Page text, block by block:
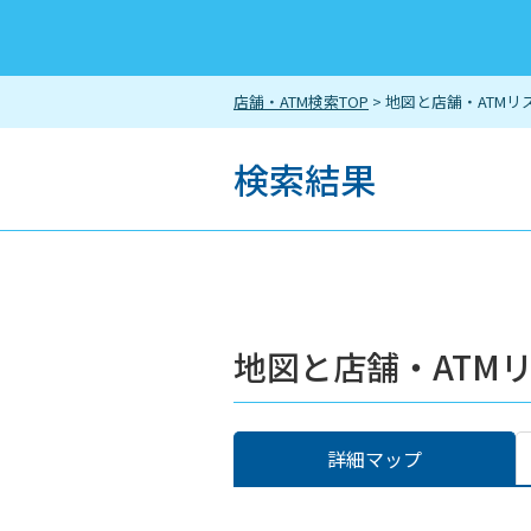
店舗・ATM検索TOP > 地図と店舗・ATMリ
検索結果
地図と店舗・ATM
詳細マップ